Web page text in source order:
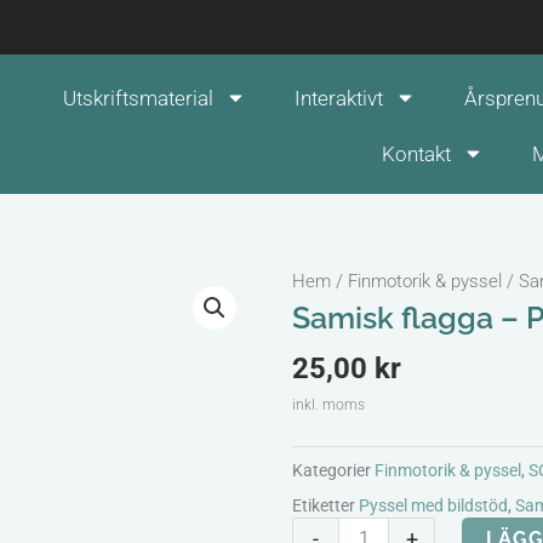
Utskriftsmaterial Interaktivt
Kontakt
Hem / Finmotorik & pyssel /
Samisk flagga –
25,00 kr
inkl. moms
Kategorier Finmotorik & pyssel ,
Etiketter Pyssel med bildstöd,